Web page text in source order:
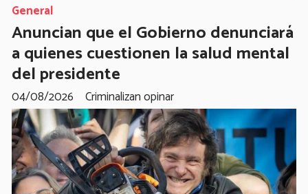
Anuncian que el Gobierno denunciará
a quienes cuestionen la salud mental
del presidente
Criminalizan opinar
General
04/08/2026